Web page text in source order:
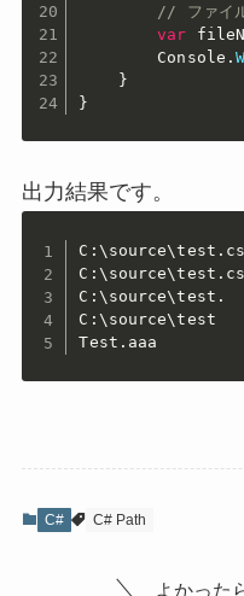
// ファイ
var
        Console
.
}
}
出力結果です。
C:\source\test.cs
C:\source\test.cs
C:\source\test.
C:\source\test
Test.aaa
C# C# Path
よかった